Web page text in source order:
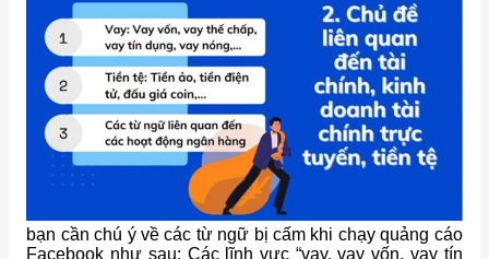
bạn cần chú ý về các từ ngữ bị cấm khi chạy quảng cáo
Facebook như sau: Các lĩnh vực “vay, vay vốn, vay tín